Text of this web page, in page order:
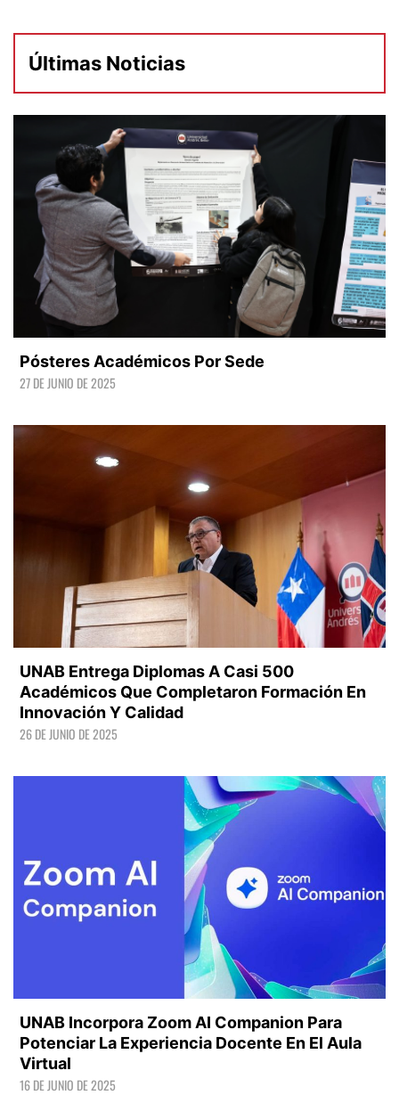
Últimas Noticias
Pósteres Académicos Por Sede
27 DE JUNIO DE 2025
UNAB Entrega Diplomas A Casi 500
Académicos Que Completaron Formación En
Innovación Y Calidad
26 DE JUNIO DE 2025
UNAB Incorpora Zoom AI Companion Para
Potenciar La Experiencia Docente En El Aula
Virtual
16 DE JUNIO DE 2025